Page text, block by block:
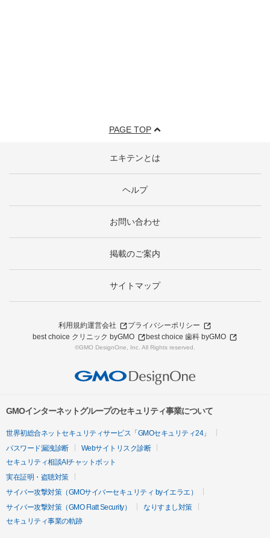
PAGE TOP
エキテンとは
ヘルプ
お問い合わせ
掲載のご案内
サイトマップ
利用規約運営会社
プライバシーポリシー
best choice クリニック byGMO
best choice 歯科 byGMO
©GMO DesignOne, Inc. All Rights reserved.
GMOインターネットグループのセキュリティ事業について
世界初総合ネットセキュリティサービス「GMOセキュリティ24」
パスワード漏洩診断
Webサイトリスク診断
セキュリティ相談AIチャットボット
実在証明・盗聴対策
サイバー攻撃対策（GMOサイバーセキュリティ byイエラエ）
サイバー攻撃対策（GMO Flatt Security）
なりすまし対策
セキュリティ事業の軌跡